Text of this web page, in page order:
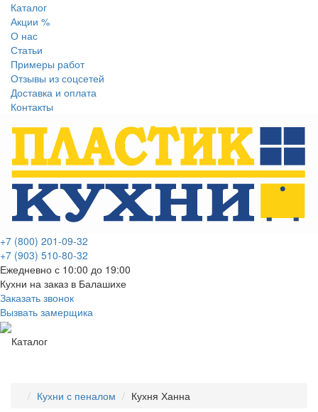
Каталог
Акции %
О нас
Статьи
Примеры работ
Отзывы из соцсетей
Доставка и оплата
Контакты
+7 (800) 201-09-32
+7 (903) 510-80-32
Ежедневно с 10:00 до 19:00
Кухни на заказ в Балашихе
Заказать звонок
Вызвать замерщика
Каталог
Кухни с пеналом Кухня Ханна